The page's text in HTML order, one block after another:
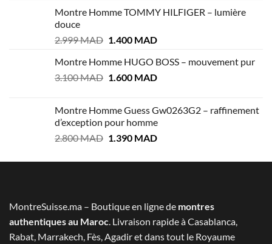
était :
est :
Montre Homme TOMMY HILFIGER – lumière
douce
2.999MAD Le
initial
était :
1.400 MADLe
actuel
est :
Montre Homme HUGO BOSS – mouvement pur
3.100MAD Le
était :
3.100 MAD.
1.600 MADLe
est :
1.600 MAD.
Montre Homme Guess Gw0263G2 – raffinement
d’exception pour homme
2.800MAD Le
initial
1.390 MADLe
actuel
MontreSuisse.ma – Boutique en ligne de montres
authentiques au Maroc. Livraison rapide à Casablanca,
Rabat, Marrakech, Fès, Agadir et dans tout le Royaume